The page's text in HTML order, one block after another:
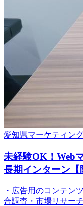
愛知県マーケティン
未経験OK！Web
長期インターン【
・広告用のコンテン
合調査・市場リサー